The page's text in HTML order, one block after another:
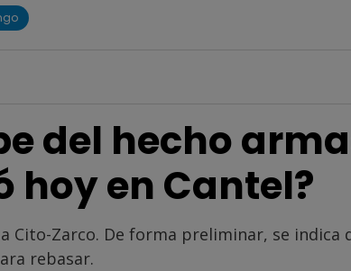
del hecho
hoy en Cantel?
Cito-Zarco. De forma preliminar, se indica
rebasar.